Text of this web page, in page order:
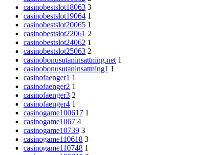
casinobestslot18063 3
casinobestslot19064 1
casinobestslot20065 1
casinobestslot22061 2
casinobestslot24062 1
casinobestslot25063 2
casinobonusutaninsattning.net 1
casinobonusutaninsattning1 1
casinofaenger1 1
casinofaenger2 1
casinofaenger3 2
casinofaenger4 1
casinogame100617 1
casinogame1067 4
casinogame10739 3
casinogame110618 3
casinogame110748 1